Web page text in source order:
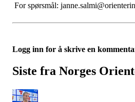
For spørsmål:
Logg inn for å skrive en
Siste fra Norges